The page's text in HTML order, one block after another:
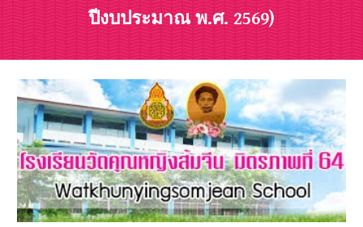
ปีงบประมาณ พ.ศ. 2569)